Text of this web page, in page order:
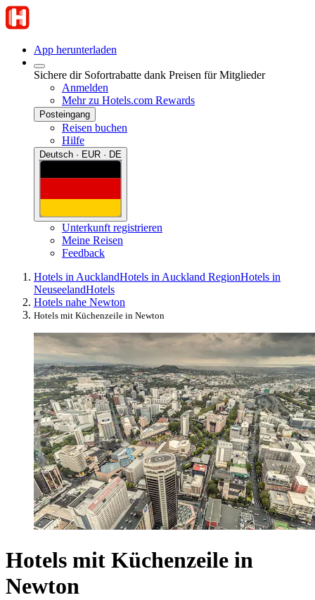
App herunterladen
Sichere dir Sofortrabatte dank Preisen für Mitglieder
Anmelden
Mehr zu Hotels.com Rewards
Posteingang
Reisen buchen
Hilfe
Deutsch · EUR · DE
Unterkunft registrieren
Meine Reisen
Feedback
Hotels in AucklandHotels in Auckland RegionHotels in
NeuseelandHotels
Hotels nahe Newton
Hotels mit Küchenzeile in Newton
Hotels mit Küchenzeile in
Newton